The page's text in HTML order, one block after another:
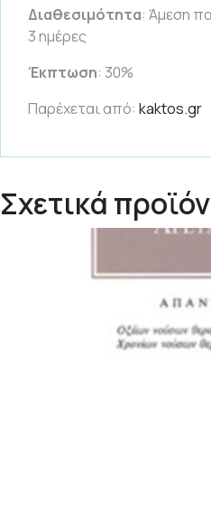
Διαθεσιμότητα: Άμεση
3 ημέρες
Έκπτωση: 30%
Παρέχεται από: kaktos.gr
Σχετικά